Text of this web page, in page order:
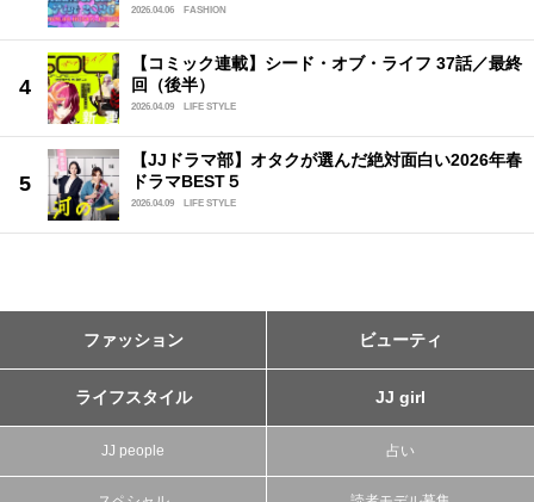
2026.04.06 FASHION
【コミック連載】シード・オブ・ライフ 37話／最終
回（後半）
2026.04.09 LIFE STYLE
【JJドラマ部】オタクが選んだ絶対面白い2026年春
ドラマBEST５
2026.04.09 LIFE STYLE
ファッション ビューティ
ライフスタイル JJ girl
JJ people 占い